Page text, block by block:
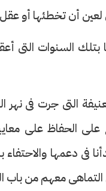
لعين أن تخطئها أو
التى جرت فى
الحفاظ على
فى دعمها
معهم من باب